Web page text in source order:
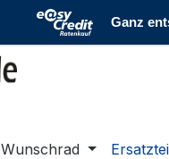
Wunschrad